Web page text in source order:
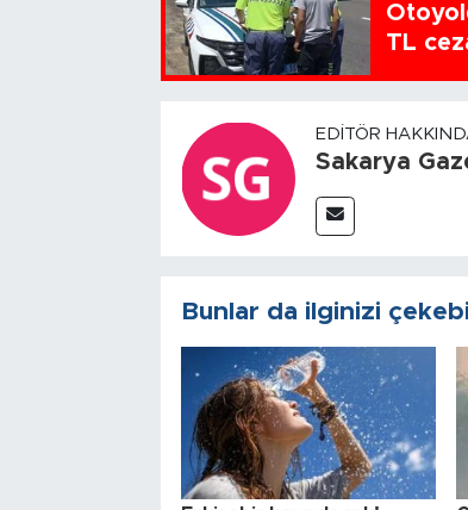
TL
EDITÖR
Sakarya
Bunlar da ilginizi